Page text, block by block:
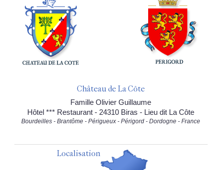
Château de La Côte
Famille Olivier Guillaume
Hôtel *** Restaurant - 24310 Biras - Lieu dit La Côte
Bourdeilles - Brantôme - Périgueux - Périgord - Dordogne - France
Localisation